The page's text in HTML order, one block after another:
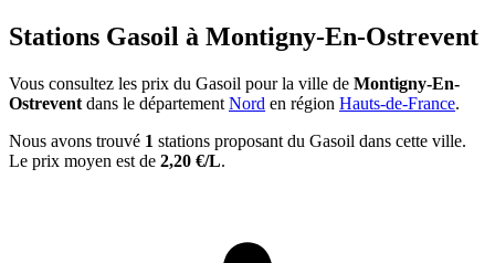
Stations Gasoil à Montigny-En-Ostrevent
Vous consultez les prix du Gasoil pour la ville de Montigny-En-
Ostrevent dans le département Nord en région Hauts-de-France.
Nous avons trouvé 1 stations proposant du Gasoil dans cette ville.
Le prix moyen est de 2,20 €/L.